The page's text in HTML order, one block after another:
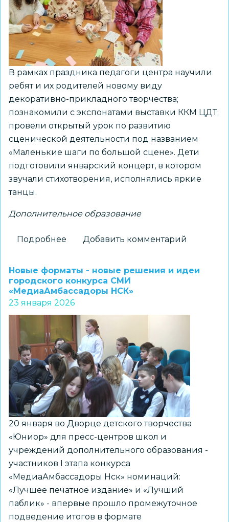
слушателей
НИПКиПРО
В рамках праздника педагоги центра научили
ребят и их родителей новому виду
декоративно-прикладного творчества;
познакомили с экспонатами выставки ККМ ЦДТ;
провели открытый урок по развитию
сценической деятельности под названием
«Маленькие шаги по большой сцене». Дети
подготовили январский концерт, в котором
звучали стихотворения, исполнялись яркие
танцы.
Дополнительное образование
Подробнее
—
время
зимних
чудес
и
хорошего
настроения»
прошел
в
ШРТР
«Умка»
ЦДТ
Советского
района
Добавить комментарий
Новые форматы - новые решения и идеи
городского конкурса СМИ
«МедиаАмбассадоры НСК»
23 января 2026
20 января во Дворце детского творчества
«Юниор» для пресс-центров школ и
учреждений дополнительного образования -
участников I этапа конкурса
«МедиаАмбассадоры Нск» номинаций:
«Лучшее печатное издание» и «Лучший
паблик» - впервые прошло промежуточное
подведение итогов в формате